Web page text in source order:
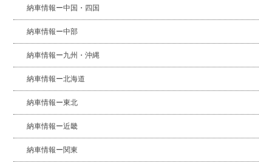
納車情報ー中国・四国
納車情報ー中部
納車情報ー九州・沖縄
納車情報ー北海道
納車情報ー東北
納車情報ー近畿
納車情報ー関東